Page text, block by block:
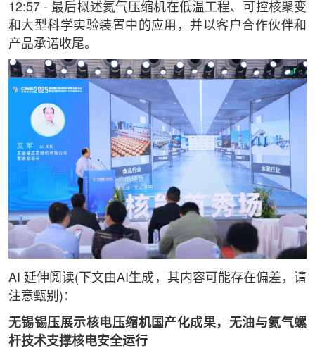
12:57 - 最后概述氦气压缩机在低温工程、可控核聚变
和大型科学实验装置中的应用，并以客户合作伙伴和
产品承诺收尾。
AI 延伸阅读(下文由AI生成，其内容可能存在偏差，请
注意甄别)：
无锡锡压展示核电压缩机国产化成果，无油与氦气螺
杆技术支撑核电安全运行